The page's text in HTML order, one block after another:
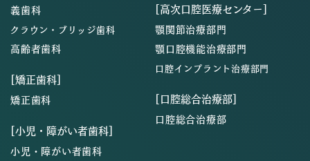
義歯科
クラウン・ブリッジ歯科
高齢者歯科
[矯正歯科]
矯正歯科
[小児・障がい者歯科]
小児・障がい者歯科
[高次口腔医療センター]
顎関節治療部門
顎口腔機能治療部門
口腔インプラント治療部門
[口腔総合治療部]
口腔総合治療部